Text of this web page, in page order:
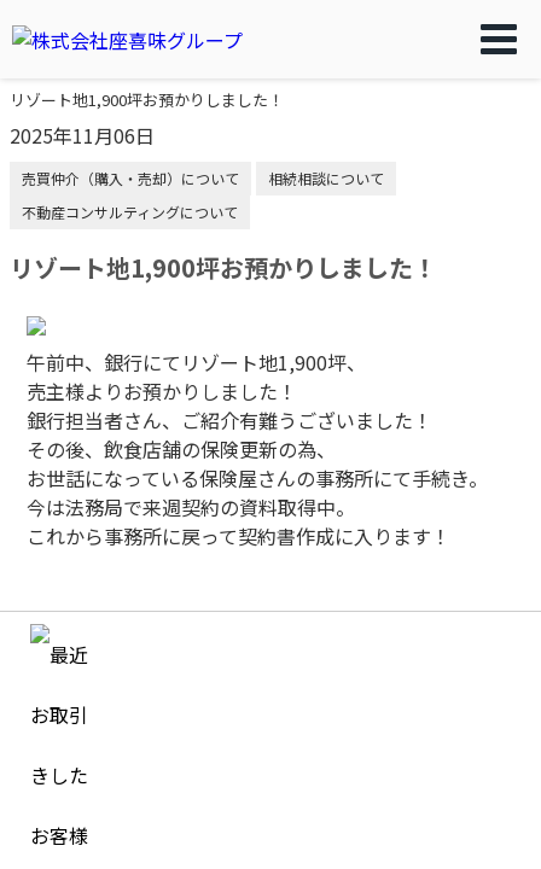
リゾート地1,900坪お預かりしました！
2025年11月06日
売買仲介（購入・売却）について
相続相談について
不動産コンサルティングについて
リゾート地1,900坪お預かりしました！
午前中、銀行にてリゾート地1,900坪、
売主様よりお預かりしました！
銀行担当者さん、ご紹介有難うございました！
その後、飲食店舗の保険更新の為、
お世話になっている保険屋さんの事務所にて手続き。
今は法務局で来週契約の資料取得中。
これから事務所に戻って契約書作成に入ります！